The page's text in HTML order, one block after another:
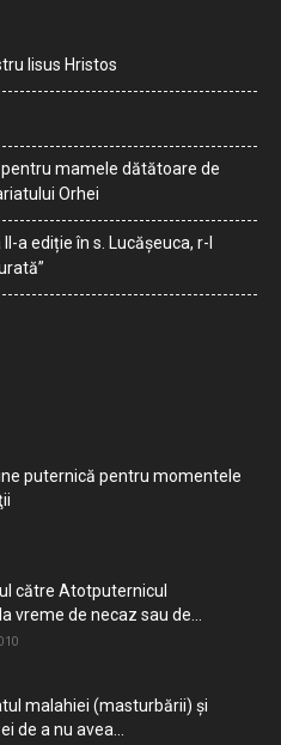
Iisus Hristos
mamele dătătoare de
Orhei
a ediție în s. Lucășeuca, r-l
puternică pentru momentele
către Atotputernicul
vreme de necaz sau de...
malahiei (masturbării) şi
de a nu avea...